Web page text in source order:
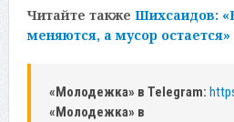
Читайте также Шихсаидов:
меняются, а мусор остается»
«Молодежка» в Telegram:
«Молодежка» в